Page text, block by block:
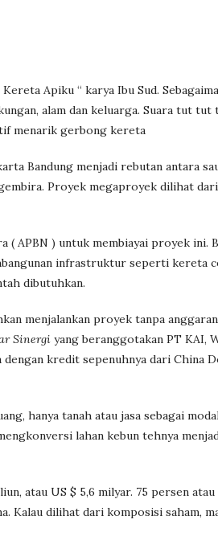
Apiku “ karya Ibu Sud.
alam dan keluarga. Suara tut
menarik gerbong kereta
Bandung menjadi rebutan antara
Proyek megaproyek dilihat
( APBN ) untuk membiayai proyek ini.
infrastruktur seperti
dibutuhkan.
menjalankan proyek tanpa
Sinergi yang beranggotakan PT KAI,
kredit sepenuhnya dari China
hanya tanah atau jasa sebagai
lahan kebun tehnya
atau US $ 5,6 milyar. 75 persen
Kalau dilihat dari komposisi saham,